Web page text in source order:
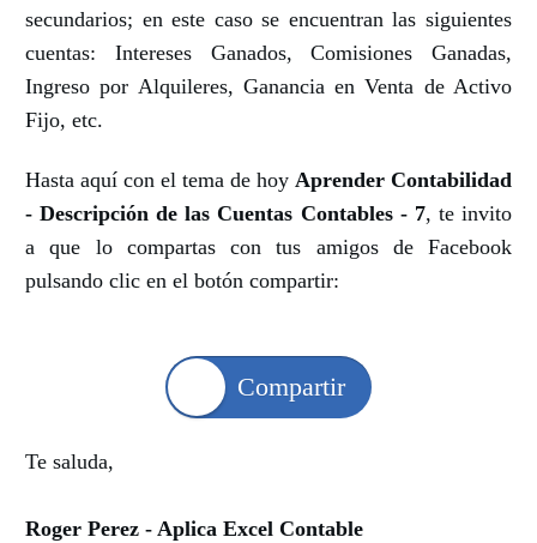
secundarios; en este caso se encuentran las siguientes
cuentas: Intereses Ganados, Comisiones Ganadas,
Ingreso por Alquileres, Ganancia en Venta de Activo
Fijo, etc.
Hasta aquí con el tema de hoy Aprender Contabilidad
- Descripción de las Cuentas Contables - 7, te invito
a que lo compartas con tus amigos de Facebook
pulsando clic en el botón compartir:
Compartir
Te saluda,
Roger Perez - Aplica Excel Contable